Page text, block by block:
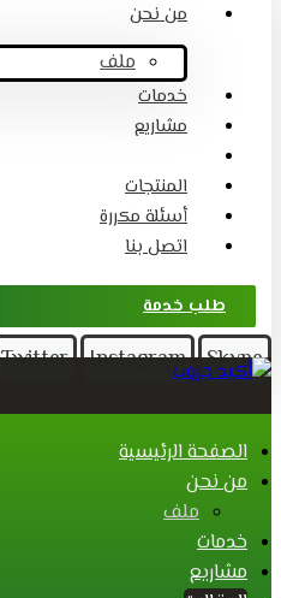
من نحن
ملف
خدمات
مشاريع
المنتجات
أسئلة مكررة
اتصل بنا
طلب خدمة
Twitter Instagram Skype
الصفحة الرئيسية
من نحن
ملف
خدمات
مشاريع